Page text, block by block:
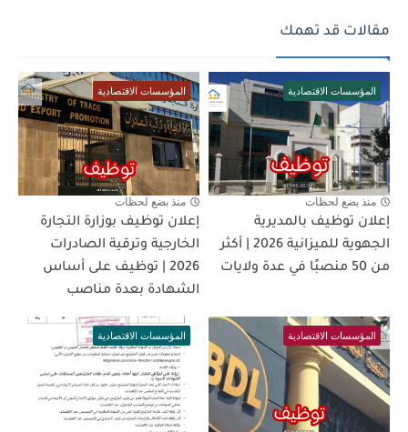
مقالات قد تهمك
المؤسسات الاقتصادية
منذ بضع لحظات
إعلان توظيف بالمديرية
الجهوية للميزانية 2026 | أكثر
من 50 منصبًا في عدة ولايات
المؤسسات الاقتصادية
منذ بضع لحظات
إعلان توظيف بوزارة التجارة
الخارجية وترقية الصادرات
2026 | توظيف على أساس
الشهادة بعدة مناصب
المؤسسات الاقتصادية المؤسسات الاقتصادية